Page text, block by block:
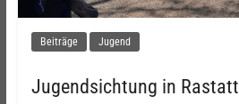
Beiträge Jugend
Jugendsichtung in Rastatt